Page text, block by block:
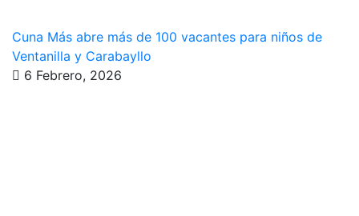
Cuna Más abre más de 100 vacantes para niños de
Ventanilla y Carabayllo
6 Febrero, 2026